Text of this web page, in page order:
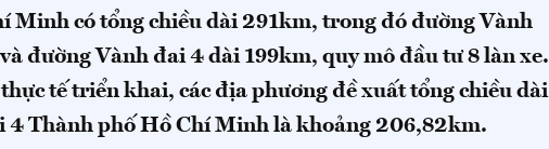
Minh có tổng chiều dài 291km, trong đó đường Vành
đường Vành đai 4 dài 199km, quy mô đầu tư 8 làn xe.
tế triển khai, các địa phương đề xuất tổng chiều dài
4 Thành phố Hồ Chí Minh là khoảng 206,82km.